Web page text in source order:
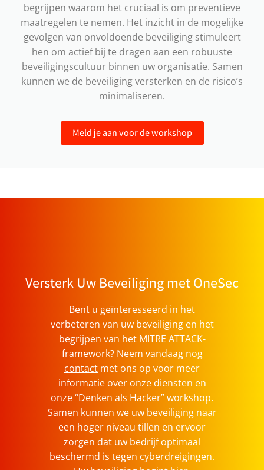
begrijpen waarom het cruciaal is om preventieve
maatregelen te nemen. Het inzicht in de mogelijke
gevolgen van onvoldoende beveiliging stimuleert
hen om actief bij te dragen aan een robuuste
beveiligingscultuur binnen uw organisatie. Samen
kunnen we de beveiliging versterken en de risico’s
minimaliseren.
Meld je aan voor de workshop
Versterk Uw Beveiliging met OneSec
Bent u geïnteresseerd in het
verbeteren van uw beveiliging en het
begrijpen van het MITRE ATTACK-
framework? Neem vandaag nog
contact met ons op voor meer
informatie over onze diensten en
onze “Denken als Hacker” workshop.
Samen kunnen we uw beveiliging naar
een hoger niveau tillen en ervoor
zorgen dat uw bedrijf optimaal
beschermd is tegen cyberdreigingen.